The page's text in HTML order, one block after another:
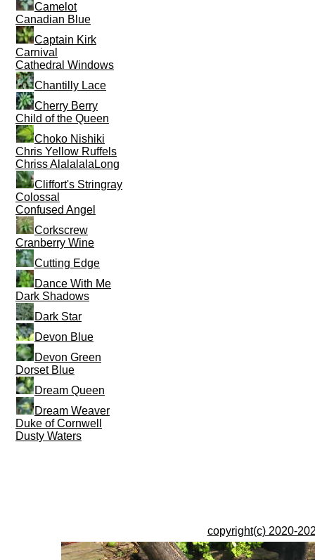
Camelot
Canadian Blue
Captain Kirk
Carnival
Cathedral Windows
Chantilly Lace
Cherry Berry
Child of the Queen
Choko Nishiki
Chris Yellow Ruffels
Chriss AlalalalaLong
Cliffort's Stringray
Colossal
Confused Angel
Corkscrew
Cranberry Wine
Cutting Edge
Dance With Me
Dark Shadows
Dark Star
Devon Blue
Devon Green
Dorset Blue
Dream Queen
Dream Weaver
Duke of Cornwell
Dusty Waters
copyright(c) 2020-